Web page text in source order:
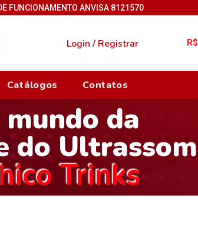
FUNCIONAMENTO ANVISA 8121570
Login / Registrar R$
Catálogos Contatos
da
do Ultrassom
Trinks